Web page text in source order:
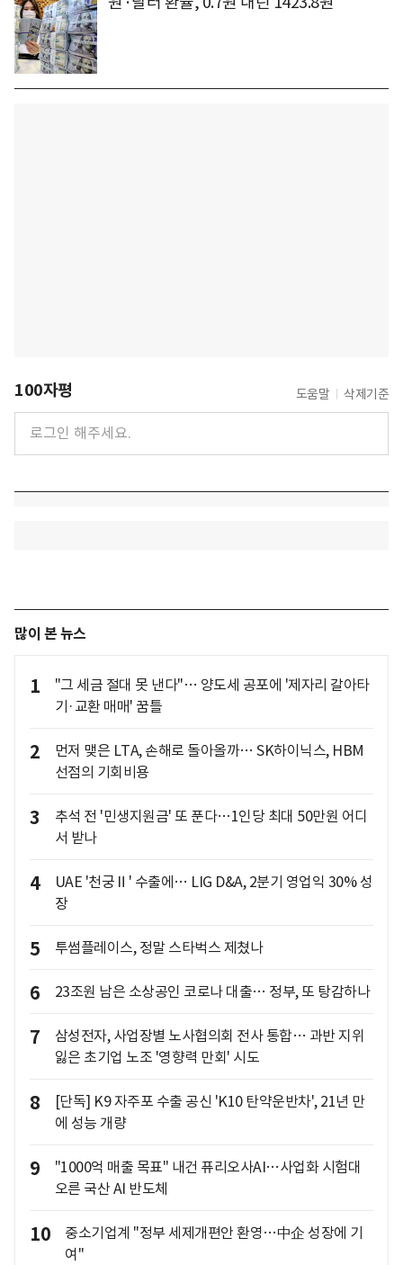
100자평 도움말 삭제기준
많이 본 뉴스
1
"그 세금 절대 못 낸다"… 양도세 공포에 '제자리 갈아타
기·교환 매매' 꿈틀
2
먼저 맺은 LTA, 손해로 돌아올까… SK하이닉스, HBM
선점의 기회비용
3
추석 전 '민생지원금' 또 푼다…1인당 최대 50만원 어디
서 받나
4
UAE '천궁Ⅱ' 수출에… LIG D&A, 2분기 영업익 30% 성
장
5 투썸플레이스, 정말 스타벅스 제쳤나
6 23조원 남은 소상공인 코로나 대출… 정부, 또 탕감하나
7
삼성전자, 사업장별 노사협의회 전사 통합… 과반 지위
잃은 초기업 노조 '영향력 만회' 시도
8
[단독] K9 자주포 수출 공신 'K10 탄약운반차', 21년 만
에 성능 개량
9
"1000억 매출 목표" 내건 퓨리오사AI…사업화 시험대
오른 국산 AI 반도체
10
중소기업계 "정부 세제개편안 환영…中企 성장에 기
여"